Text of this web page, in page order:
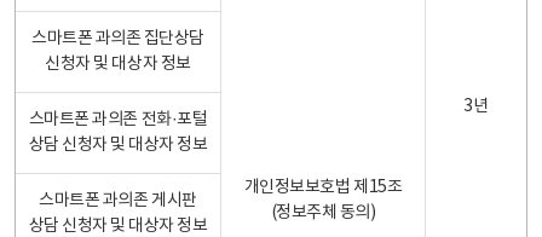
개인정보보호법 제15조
(정보주체 동의)
3년
스마트폰 과의존 집단상담
신청자 및 대상자 정보
스마트폰 과의존 전화·포털
상담 신청자 및 대상자 정보
스마트폰 과의존 게시판
상담 신청자 및 대상자 정보